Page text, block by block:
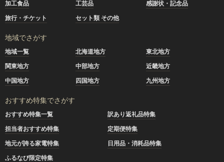
加工食品
工芸品
感謝状・記念品
旅行・チケット
セット類 その他
地域でさがす
地域一覧 北海道地方
東北地方
関東地方
中部地方
近畿地方
中国地方
四国地方 九州地方
おすすめ特集でさがす
おすすめ特集一覧
訳あり返礼品特集
担当者おすすめ特集
定期便特集
地元が誇る家電特集
日用品・消耗品特集
ふるなび限定特集